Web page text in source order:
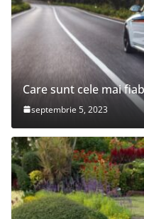
Care sunt cele mai
septembrie 5, 2023